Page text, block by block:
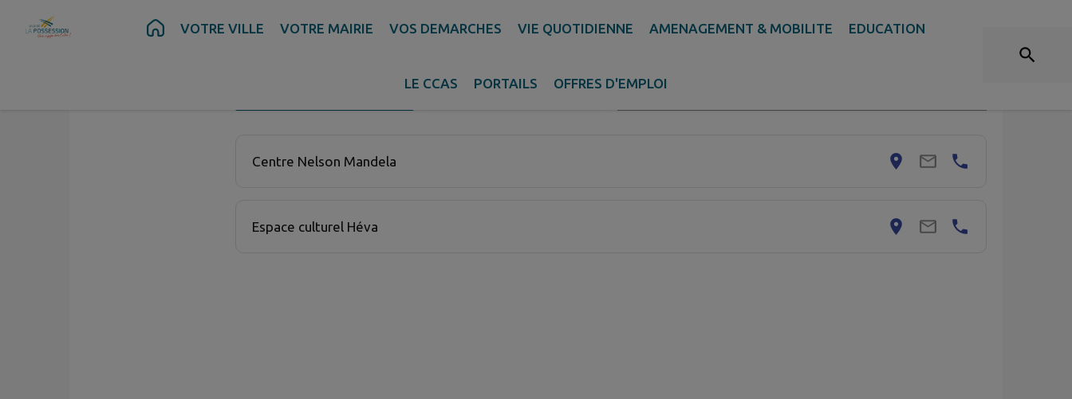
Contenu Recherche Pied de page
VOTRE VILLE VOTRE MAIRIE VOS DEMARCHES VIE QUOTIDIENNE AMENAGEMENT & MOBILITE EDUCATION
LE CCAS PORTAILS OFFRES D'EMPLOI
ÉTABLISSEMENTS CULTURELS
Rechercher
Centre Nelson Mandela
Espace culturel Héva